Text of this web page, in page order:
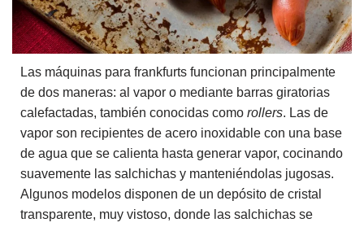
Las máquinas para frankfurts funcionan principalmente
de dos maneras: al vapor o mediante barras giratorias
calefactadas, también conocidas como rollers. Las de
vapor son recipientes de acero inoxidable con una base
de agua que se calienta hasta generar vapor, cocinando
suavemente las salchichas y manteniéndolas jugosas.
Algunos modelos disponen de un depósito de cristal
transparente, muy vistoso, donde las salchichas se